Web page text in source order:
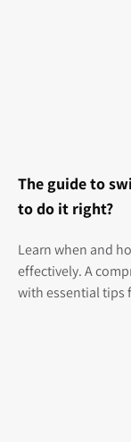
The guide to
to do it right?
Learn when and
effectively. A
with essential tips